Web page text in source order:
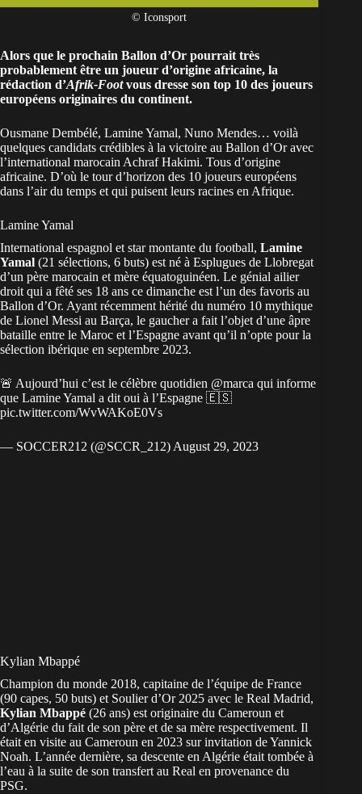
© Iconsport
Alors que le prochain Ballon d’Or pourrait très
probablement être un joueur d’origine africaine, la
rédaction d’Afrik-Footvous dresse son top 10 des joueurs
européens originaires du continent.
Ousmane Dembélé, Lamine Yamal, Nuno Mendes… voilà
quelques candidats crédibles à la victoire au Ballon d’Or avec
l’international marocain Achraf Hakimi. Tous d’origine
africaine. D’où le tour d’horizon des 10 joueurs européens
dans l’air du temps et qui puisent leurs racines en Afrique.
Lamine Yamal
International espagnol et star montante du football, Lamine
Yamal (21 sélections, 6 buts) est né à Esplugues de Llobregat
d’un père marocain et mère équatoguinéen. Le génial ailier
droit qui a fêté ses 18 ans ce dimanche est l’un des favoris au
Ballon d’Or. Ayant récemment hérité du numéro 10 mythique
de Lionel Messi au Barça, le gaucher a fait l’objet d’une âpre
bataille entre le Maroc et l’Espagne avant qu’il n’opte pour la
sélection ibérique en septembre 2023.
🚨 Aujourd’hui c’est le célèbre quotidien @marca qui informe
que Lamine Yamal a dit oui à l’Espagne 🇪🇸
pic.twitter.com/WvWAKoE0Vs
— SOCCER212 (@SCCR_212) August 29, 2023
Kylian Mbappé
Champion du monde 2018, capitaine de l’équipe de France
(90 capes, 50 buts) et Soulier d’Or 2025 avec le Real Madrid,
Kylian Mbappé (26 ans) est originaire du Cameroun et
d’Algérie du fait de son père et de sa mère respectivement. Il
était en visite au Cameroun en 2023 sur invitation de Yannick
Noah. L’année dernière, sa descente en Algérie était tombée à
l’eau à la suite de son transfert au Real en provenance du
PSG.